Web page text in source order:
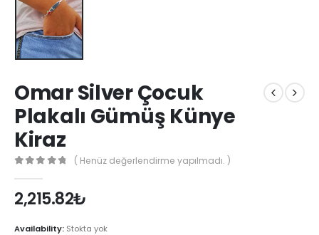
Omar Silver Çocuk
Plakalı Gümüş Künye
Kiraz
( Henüz değerlendirme yapılmadı. )
2,215.82₺
Availability: Stokta yok